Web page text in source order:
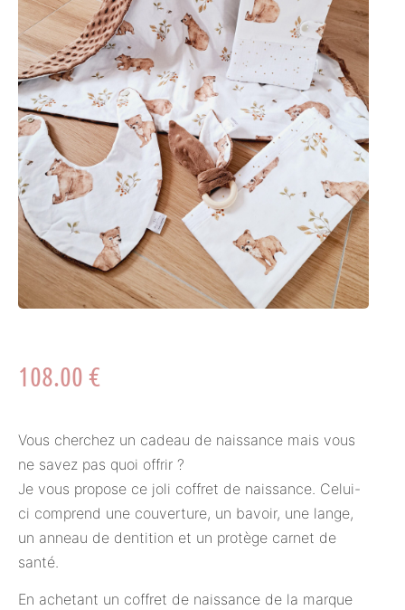
108.00 €
Vous cherchez un cadeau de naissance mais vous
ne savez pas quoi offrir ?
Je vous propose ce joli coffret de naissance. Celui-
ci comprend une couverture, un bavoir, une lange,
un anneau de dentition et un protège carnet de
santé.
En achetant un coffret de naissance de la marque